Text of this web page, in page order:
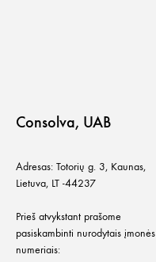
Consolva, UAB
Adresas: Totorių g. 3, Kaunas,
Lietuva, LT -44237
Prieš atvykstant prašome
pasiskambinti nurodytais įmonės
numeriais: